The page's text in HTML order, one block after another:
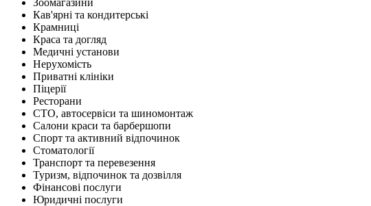
Зоомагазини
Кав'ярні та кондитерські
Крамниці
Краса та догляд
Медичні установи
Нерухомість
Приватні клініки
Піцерії
Ресторани
СТО, автосервіси та шиномонтаж
Салони краси та барбершопи
Спорт та активний відпочинок
Стоматології
Транспорт та перевезення
Туризм, відпочинок та дозвілля
Фінансові послуги
Юридичні послуги